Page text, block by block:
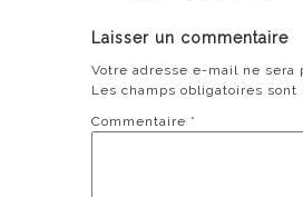
Laisser un commentaire
Votre adresse e-mail ne sera
Les champs obligatoires sont
Commentaire *